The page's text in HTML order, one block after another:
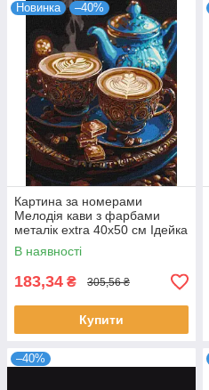
Новинка –40%
Картина за номерами
Мелодія кави з фарбами
металік extra 40х50 см Ідейка
(KHO5715)
В наявності
183,34 ₴ 305,56 ₴
Купити
–40%